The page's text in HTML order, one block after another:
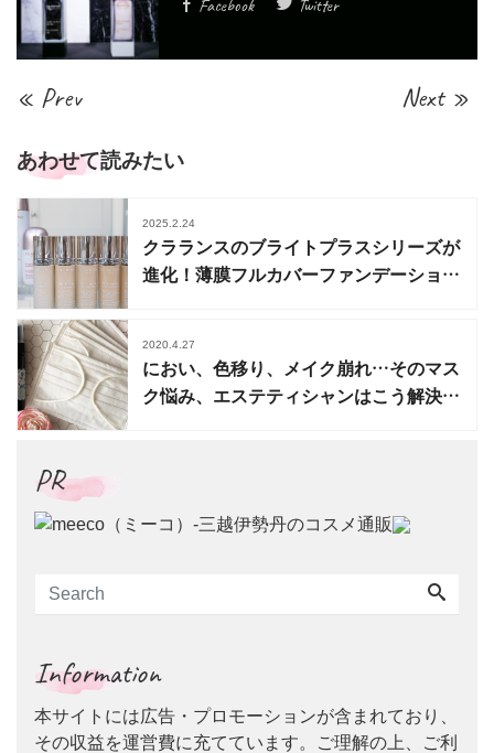
Facebook Twitter
« Prev Next »
あわせて読みたい
2025.2.24
クラランスのブライトプラスシリーズが
進化！薄膜フルカバーファンデーション
2020.4.27
におい、色移り、メイク崩れ…そのマス
ク悩み、エステティシャンはこう解決し
PR
Information
本サイトには広告・プロモーションが含まれており、
その収益を運営費に充てています。ご理解の上、ご利